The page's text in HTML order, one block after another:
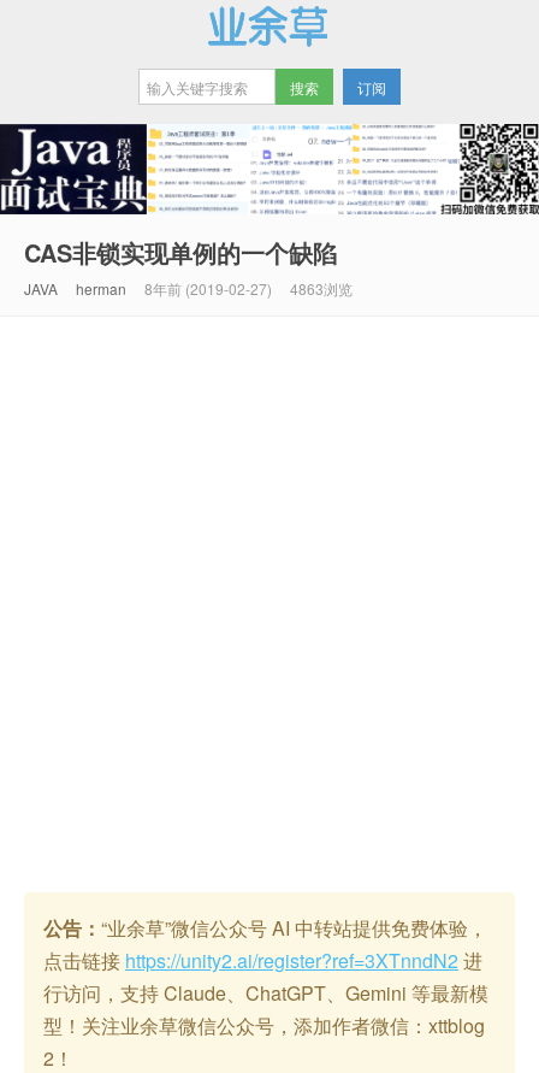
业余草
订阅
CAS非锁实现单例的一个缺陷
JAVA herman 8年前 (2019-02-27) 4863浏览
公告： “业余草”微信公众号 AI 中转站提供免费体验，
点击链接 https://unity2.ai/register?ref=3XTnndN2 进
行访问，支持 Claude、ChatGPT、Gemini 等最新模
型！关注业余草微信公众号，添加作者微信：xttblog
2！